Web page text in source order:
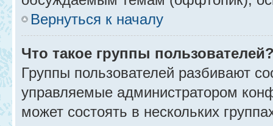
Вернуться к началу
Что такое группы
Группы пользователей разбивают
управляемые администратором
может состоять в нескольких